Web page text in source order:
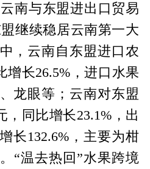
南与东盟进出口贸易
继续稳居云南第一大
，云南自东盟进口农
增长26.5%，进口水果
龙眼等；云南对东盟
，同比增长23.1%，出
长132.6%，主要为柑
“温去热回”水果跨境